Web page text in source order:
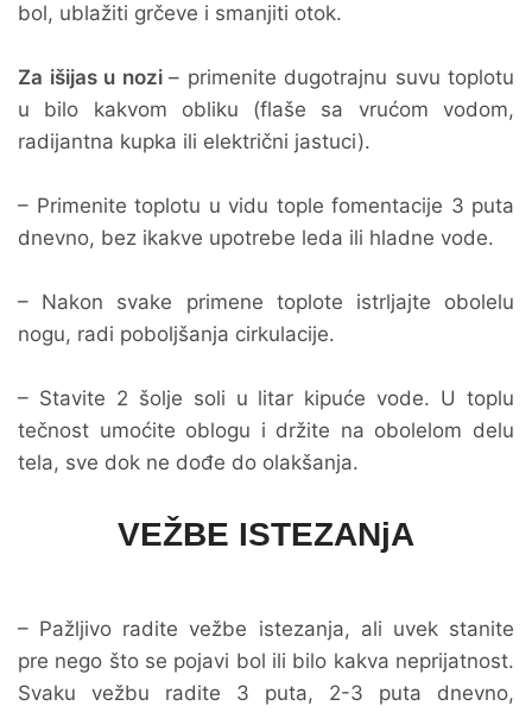
bol, ublažiti grčeve i smanjiti otok.
Za išijas u nozi – primenite dugotrajnu suvu toplotu
u bilo kakvom obliku (flaše sa vrućom vodom,
radijantna kupka ili električni jastuci).
– Primenite toplotu u vidu tople fomentacije 3 puta
dnevno, bez ikakve upotrebe leda ili hladne vode.
– Nakon svake primene toplote istrljajte obolelu
nogu, radi poboljšanja cirkulacije.
– Stavite 2 šolje soli u litar kipuće vode. U toplu
tečnost umoćite oblogu i držite na obolelom delu
tela, sve dok ne dođe do olakšanja.
VEŽBE ISTEZANjA
– Pažljivo radite vežbe istezanja, ali uvek stanite
pre nego što se pojavi bol ili bilo kakva neprijatnost.
Svaku vežbu radite 3 puta, 2-3 puta dnevno,